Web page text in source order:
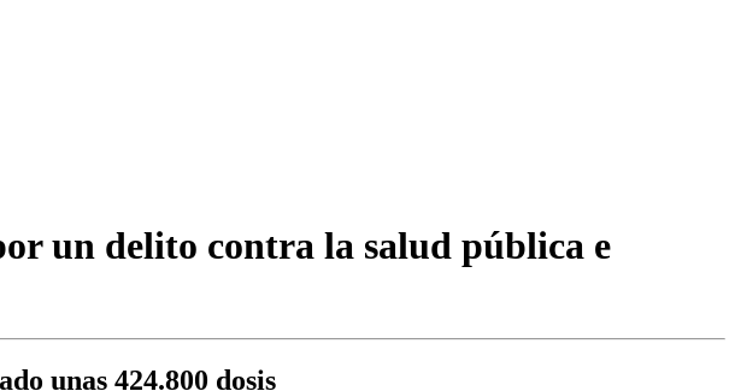
un delito contra la salud pública e
unas 424.800 dosis